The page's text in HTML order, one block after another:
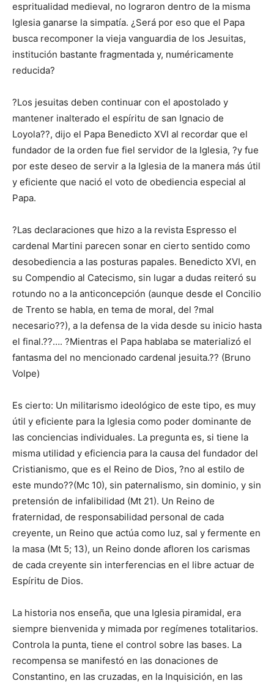
espritualidad medieval, no lograron dentro de la misma
Iglesia ganarse la simpatía. ¿Será por eso que el Papa
busca recomponer la vieja vanguardia de los Jesuitas,
institución bastante fragmentada y, numéricamente
reducida?
?Los jesuitas deben continuar con el apostolado y
mantener inalterado el espíritu de san Ignacio de
Loyola??, dijo el Papa Benedicto XVI al recordar que el
fundador de la orden fue fiel servidor de la Iglesia, ?y fue
por este deseo de servir a la Iglesia de la manera más útil
y eficiente que nació el voto de obediencia especial al
Papa.
?Las declaraciones que hizo a la revista Espresso el
cardenal Martini parecen sonar en cierto sentido como
desobediencia a las posturas papales. Benedicto XVI, en
su Compendio al Catecismo, sin lugar a dudas reiteró su
rotundo no a la anticoncepción (aunque desde el Concilio
de Trento se habla, en tema de moral, del ?mal
necesario??), a la defensa de la vida desde su inicio hasta
el final.??…. ?Mientras el Papa hablaba se materializó el
fantasma del no mencionado cardenal jesuita.?? (Bruno
Volpe)
Es cierto: Un militarismo ideológico de este tipo, es muy
útil y eficiente para la Iglesia como poder dominante de
las conciencias individuales. La pregunta es, si tiene la
misma utilidad y eficiencia para la causa del fundador del
Cristianismo, que es el Reino de Dios, ?no al estilo de
este mundo??(Mc 10), sin paternalismo, sin dominio, y sin
pretensión de infalibilidad (Mt 21). Un Reino de
fraternidad, de responsabilidad personal de cada
creyente, un Reino que actúa como luz, sal y fermente en
la masa (Mt 5; 13), un Reino donde afloren los carismas
de cada creyente sin interferencias en el libre actuar de
Espíritu de Dios.
La historia nos enseña, que una Iglesia piramidal, era
siempre bienvenida y mimada por regímenes totalitarios.
Controla la punta, tiene el control sobre las bases. La
recompensa se manifestó en las donaciones de
Constantino, en las cruzadas, en la Inquisición, en las